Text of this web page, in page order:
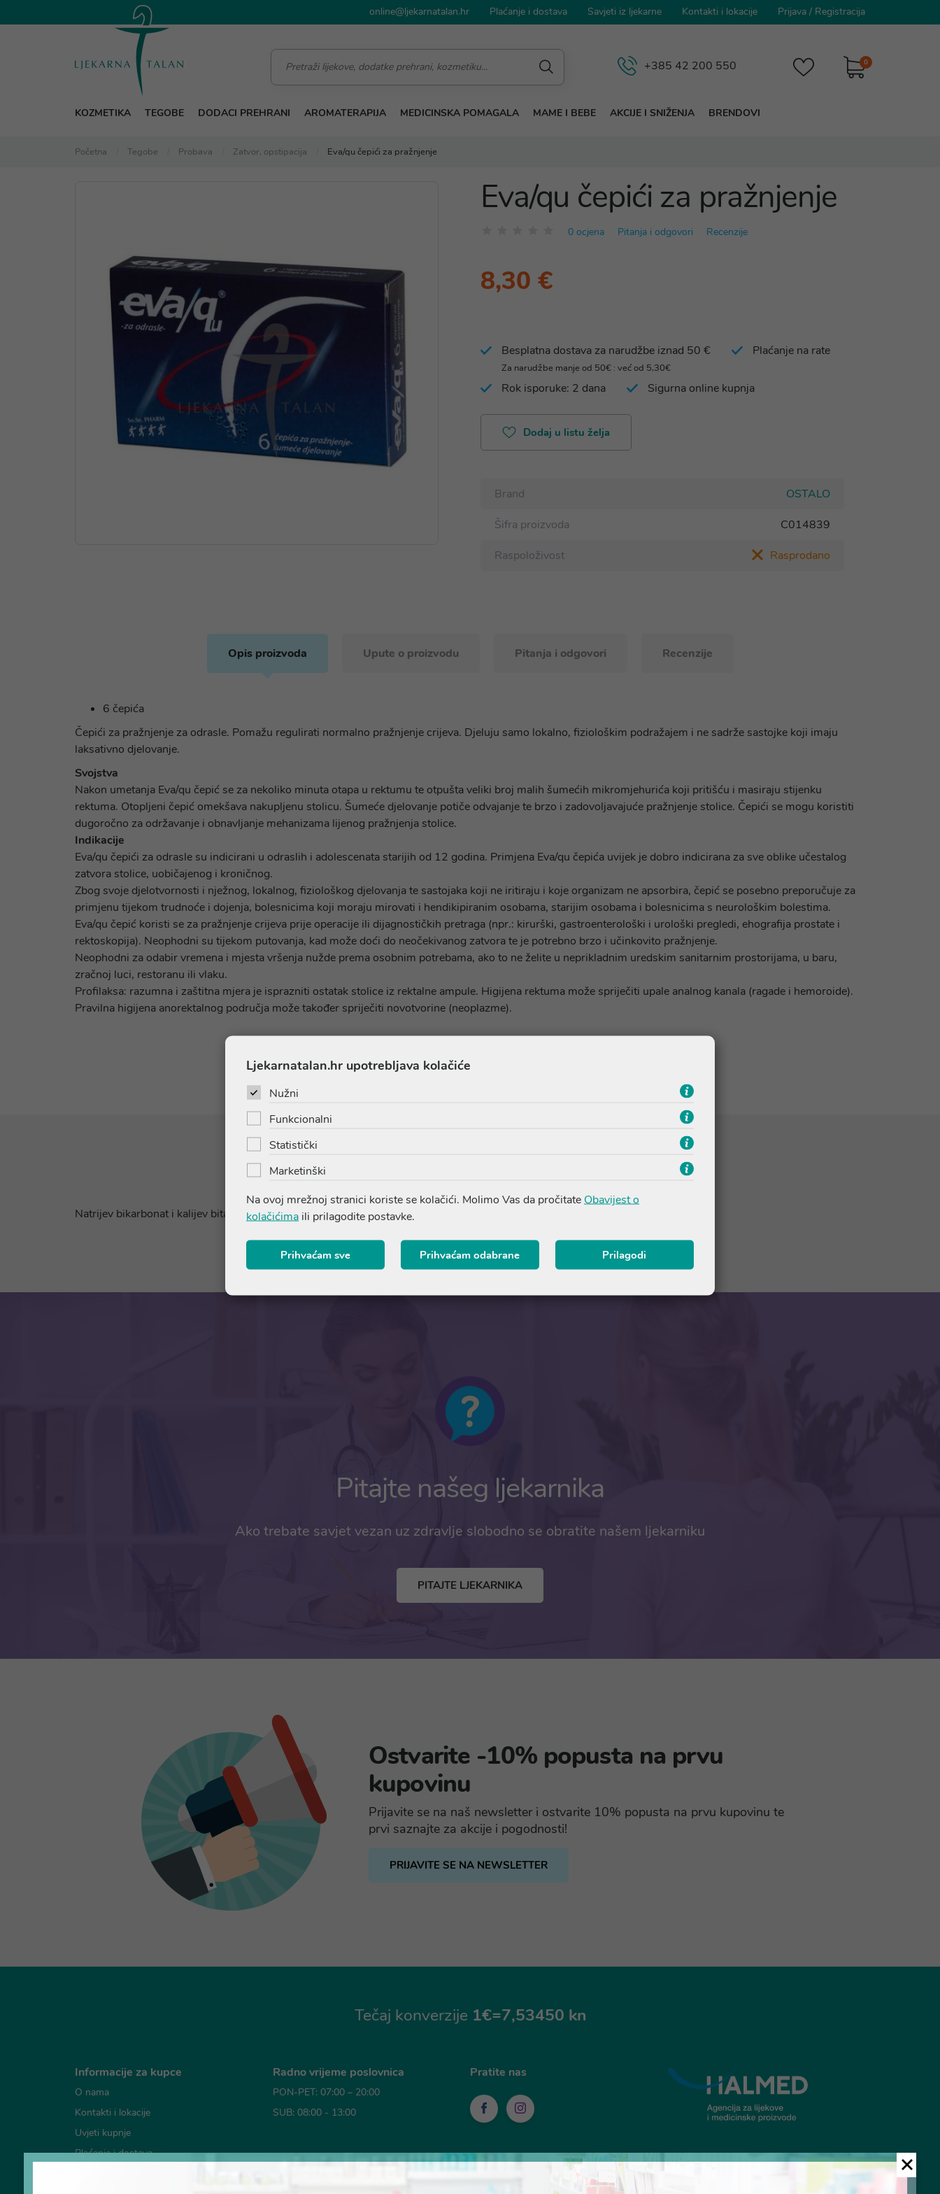
online@ljekarnatalan.hr Plaćanje i dostava Savjeti iz ljekarne Kontakti i lokacije Prijava / Registracija
0
+385 42 200 550
KOZMETIKA TEGOBE DODACI PREHRANI AROMATERAPIJA MEDICINSKA POMAGALA MAME I BEBE AKCIJE I SNIŽENJA BRENDOVI
Početna Tegobe Probava Zatvor, opstipacija Eva/qu čepići za pražnjenje
Eva/qu čepići za pražnjenje
0 ocjena Pitanja i odgovori Recenzije
8,30 €
Besplatna dostava za narudžbe iznad 50 €
Za narudžbe manje od 50€ : već od 5,30€
Plaćanje na rate
Rok isporuke: 2 dana Sigurna online kupnja
Dodaj u listu želja
Brand
OSTALO
Šifra proizvoda
C014839
Raspoloživost
Rasprodano
Opis proizvoda Upute o proizvodu Pitanja i odgovori Recenzije
6 čepića
Čepići za pražnjenje za odrasle. Pomažu regulirati normalno pražnjenje crijeva. Djeluju samo lokalno, fiziološkim podražajem i ne sadrže sastojke koji imaju
laksativno djelovanje.
Svojstva
Nakon umetanja Eva/qu čepić se za nekoliko minuta otapa u rektumu te otpušta veliki broj malih šumećih mikromjehurića koji pritišću i masiraju stijenku
rektuma. Otopljeni čepić omekšava nakupljenu stolicu. Šumeće djelovanje potiče odvajanje te brzo i zadovoljavajuće pražnjenje stolice. Čepići se mogu koristiti
dugoročno za održavanje i obnavljanje mehanizama lijenog pražnjenja stolice.
Indikacije
Eva/qu čepići za odrasle su indicirani u odraslih i adolescenata starijih od 12 godina. Primjena Eva/qu čepića uvijek je dobro indicirana za sve oblike učestalog
zatvora stolice, uobičajenog i kroničnog.
Zbog svoje djelotvornosti i nježnog, lokalnog, fiziološkog djelovanja te sastojaka koji ne iritiraju i koje organizam ne apsorbira, čepić se posebno preporučuje za
primjenu tijekom trudnoće i dojenja, bolesnicima koji moraju mirovati i hendikipiranim osobama, starijim osobama i bolesnicima s neurološkim bolestima.
Eva/qu čepić koristi se za pražnjenje crijeva prije operacije ili dijagnostičkih pretraga (npr.: kirurški, gastroenterološki i urološki pregledi, ehografija prostate i
rektoskopija). Neophodni su tijekom putovanja, kad može doći do neočekivanog zatvora te je potrebno brzo i učinkovito pražnjenje.
Neophodni za odabir vremena i mjesta vršenja nužde prema osobnim potrebama, ako to ne želite u neprikladnim uredskim sanitarnim prostorijama, u baru,
zračnoj luci, restoranu ili vlaku.
Profilaksa: razumna i zaštitna mjera je isprazniti ostatak stolice iz rektalne ampule. Higijena rektuma može spriječiti upale analnog kanala (ragade i hemoroide).
Pravilna higijena anorektalnog područja može također spriječiti novotvorine (neoplazme).
Sastojci
Natrijev bikarbonat i kalijev bitartarat suspendirani u polietilen glikolu topljivom u vodi.
Pitajte našeg ljekarnika
Ako trebate savjet vezan uz zdravlje slobodno se obratite našem ljekarniku
PITAJTE LJEKARNIKA
Ostvarite -10% popusta na prvu
kupovinu
Prijavite se na naš newsletter i ostvarite 10% popusta na prvu kupovinu te
prvi saznajte za akcije i pogodnosti!
PRIJAVITE SE NA NEWSLETTER
Tečaj konverzije 1€=7,53450 kn
Informacije za kupce
O nama
Kontakti i lokacije
Uvjeti kupnje
Plaćanje i dostava
Radno vrijeme poslovnica
PON-PET: 07:00 – 20:00
SUB: 08:00 - 13:00
Pratite nas
Mogućnosti plaćanja
Ljekarnatalan.hr upotrebljava kolačiće
Nužni
Funkcionalni
Statistički
Marketinški
Na ovoj mrežnoj stranici koriste se kolačići. Molimo Vas da pročitateObavijest o
kolačićima ili prilagodite postavke.
Prihvaćam sve Prihvaćam odabrane Prilagodi